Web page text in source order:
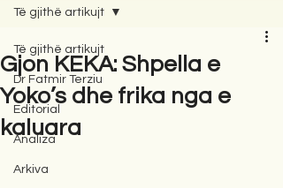
Të gjithë artikujt
Dr Fatmir Terziu
Editorial
Analiza
Arkiva
Të gjithë artikujt
Gjon KEKA: Shpella e
Yoko’s dhe frika nga e
kaluara